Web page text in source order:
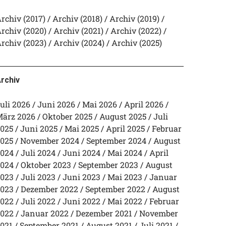
(2017) Archiv (2018)
Archiv (2019)
(2020)
Archiv (2021)
Archiv (2022)
(2023)
Archiv (2024) Archiv (2025)
2026 Juni 2026 Mai 2026
April 2026
2026
Oktober 2025 August 2025
Juli
Juni 2025 Mai 2025 April 2025
Februar
November 2024 September 2024
August
Juli 2024 Juni 2024 Mai 2024
April
Oktober 2023 September 2023
August
Juli 2023 Juni 2023 Mai 2023
Januar
Dezember 2022 September 2022
August
Juli 2022 Juni 2022 Mai 2022
Februar
Januar 2022 Dezember 2021
November